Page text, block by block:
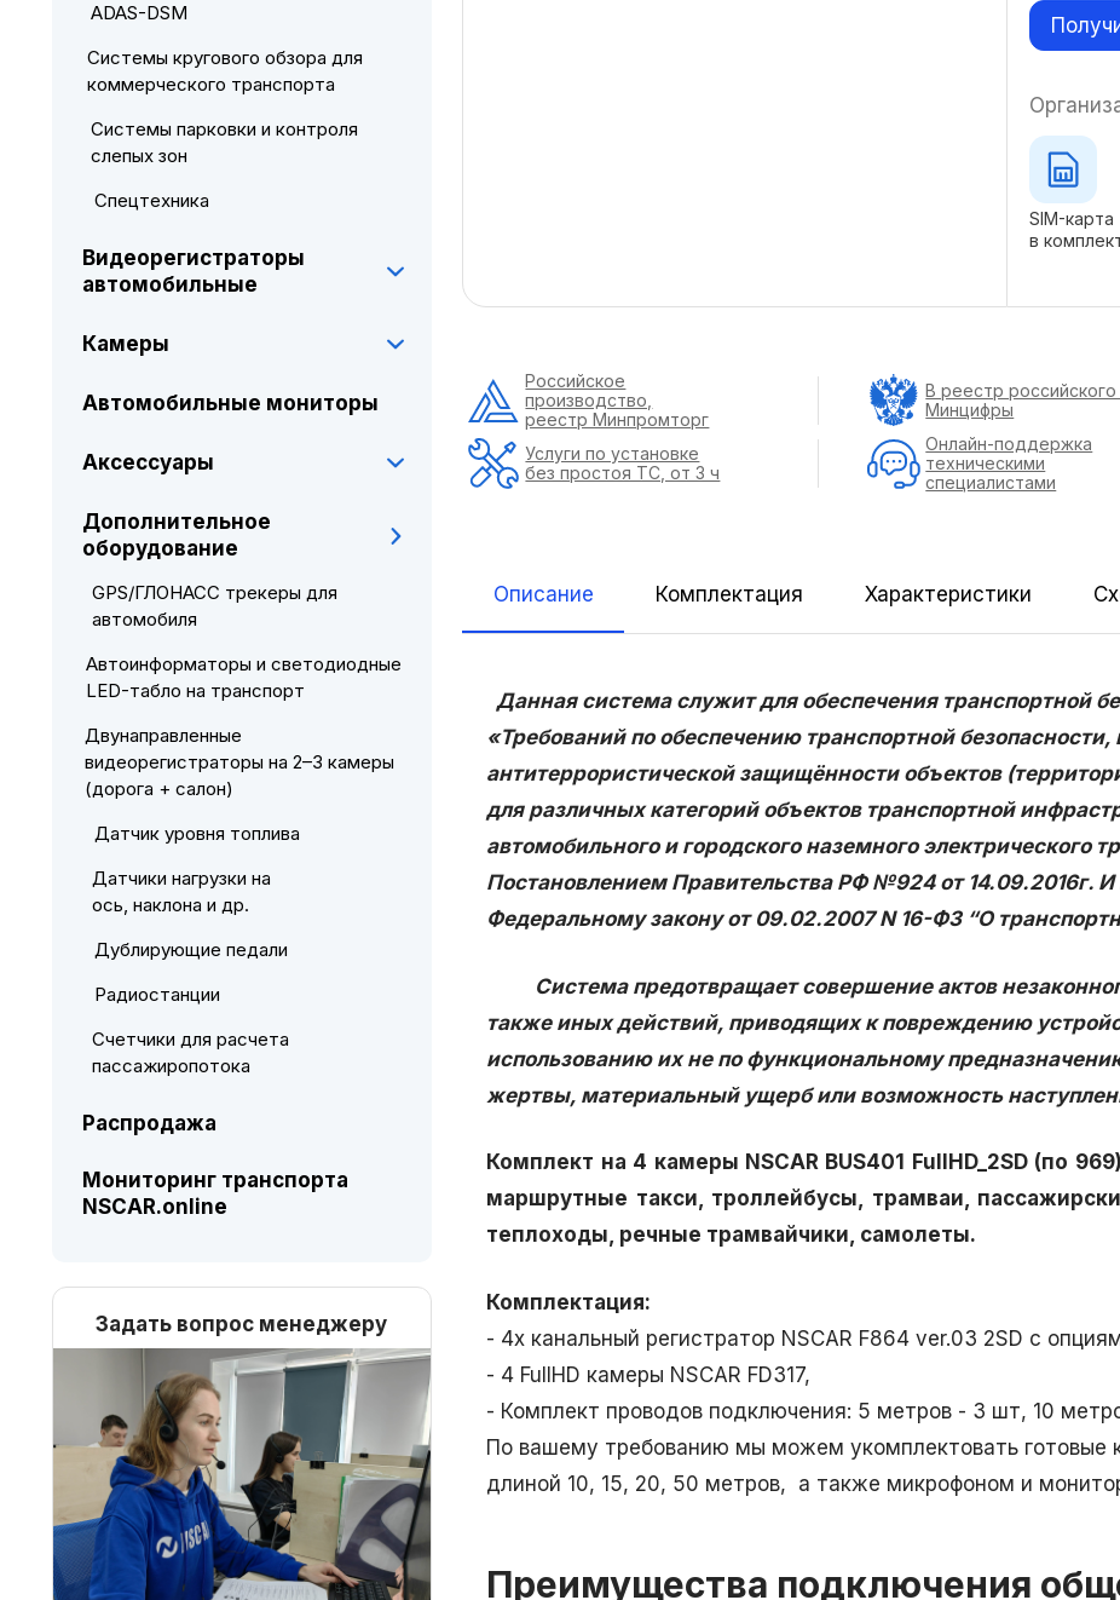
SIM-карта
в
Описание Комплектация Характеристики
Данная система служит для обеспечения транспортной
«Требований по обеспечению транспортной безопасности,
антитеррористической защищённости объектов
для различных категорий объектов транспортной
автомобильного и городского наземного электрического
Постановлением Правительства РФ №924 от 14.09.2016г. И
Федеральному закону от 09.02.2007 N 16-ФЗ “О
Система предотвращает совершение актов
также иных действий, приводящих к повреждению
использованию их не по функциональному
жертвы, материальный ущерб или возможность
Комплект на 4 камеры NSCAR BUS401 FullHD_2SD (по
маршрутные такси, троллейбусы, трамваи,
теплоходы, речные трамвайчики, самолеты.
Комплектация:
- 4х канальный регистратор NSCAR F864 ver.03 2SD с
- 4 FullHD камеры NSCAR FD317,
- Комплект проводов подключения: 5 метров - 3 шт, 10
По вашему требованию мы можем укомплектовать готовые
длиной 10, 15, 20, 50 метров, а также микрофоном и
Преимущества подключения
Российское
производство,
реестр Минпромторг
В реестр
Минцифры
Услуги по установке
без простоя ТС, от 3 ч
Онлайн-поддержка
техническими
специалистами
ADAS-DSM
Системы кругового обзора для
коммерческого транспорта
Системы парковки и контроля
слепых зон
Спецтехника
Видеорегистраторы
автомобильные
Камеры
Автомобильные мониторы
Аксессуары
Дополнительное
оборудование
GPS/ГЛОНАСС трекеры для
автомобиля
Автоинформаторы и светодиодные
LED-табло на транспорт
Двунаправленные
видеорегистраторы на 2–3 камеры
(дорога + салон)
Датчик уровня топлива
Датчики нагрузки на
ось, наклона и др.
Дублирующие педали
Радиостанции
Счетчики для расчета
пассажиропотока
Распродажа
Мониторинг транспорта
NSCAR.online
Задать вопрос менеджеру